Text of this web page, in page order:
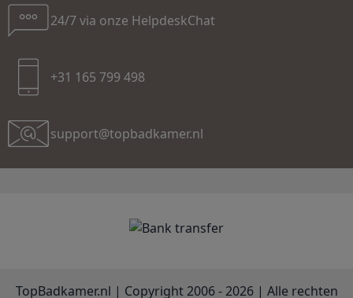
24/7 via onze HelpdeskChat
+31 165 799 498
support@topbadkamer.nl
TopBadkamer.nl | Copyright 2006 - 2026 | Alle rechten